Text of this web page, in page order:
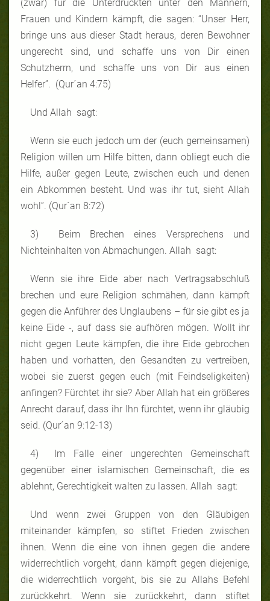
(zwar) für die Unterdrückten unter den Männern,
Frauen und Kindern kämpft, die sagen: “Unser Herr,
bringe uns aus dieser Stadt heraus, deren Bewohner
ungerecht sind, und schaffe uns von Dir einen
Schutzherrn, und schaffe uns von Dir aus einen
Helfer”. (Qur´an 4:75)
Und Allah sagt:
Wenn sie euch jedoch um der (euch gemeinsamen)
Religion willen um Hilfe bitten, dann obliegt euch die
Hilfe, außer gegen Leute, zwischen euch und denen
ein Abkommen besteht. Und was ihr tut, sieht Allah
wohl”. (Qur´an 8:72)
3) Beim Brechen eines Versprechens und
Nichteinhalten von Abmachungen. Allah sagt:
Wenn sie ihre Eide aber nach Vertragsabschluß
brechen und eure Religion schmähen, dann kämpft
gegen die Anführer des Unglaubens – für sie gibt es ja
keine Eide -, auf dass sie aufhören mögen. Wollt ihr
nicht gegen Leute kämpfen, die ihre Eide gebrochen
haben und vorhatten, den Gesandten zu vertreiben,
wobei sie zuerst gegen euch (mit Feindseligkeiten)
anfingen? Fürchtet ihr sie? Aber Allah hat ein größeres
Anrecht darauf, dass ihr Ihn fürchtet, wenn ihr gläubig
seid. (Qur´an 9:12-13)
4) Im Falle einer ungerechten Gemeinschaft
gegenüber einer islamischen Gemeinschaft, die es
ablehnt, Gerechtigkeit walten zu lassen. Allah sagt:
Und wenn zwei Gruppen von den Gläubigen
miteinander kämpfen, so stiftet Frieden zwischen
ihnen. Wenn die eine von ihnen gegen die andere
widerrechtlich vorgeht, dann kämpft gegen diejenige,
die widerrechtlich vorgeht, bis sie zu Allahs Befehl
zurückkehrt. Wenn sie zurückkehrt, dann stiftet